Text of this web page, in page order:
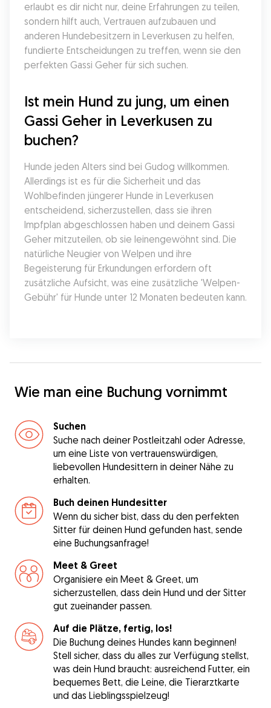
erlaubt es dir nicht nur, deine Erfahrungen zu teilen,
sondern hilft auch, Vertrauen aufzubauen und
anderen Hundebesitzern in Leverkusen zu helfen,
fundierte Entscheidungen zu treffen, wenn sie den
perfekten Gassi Geher für sich suchen.
Ist mein Hund zu jung, um einen
Gassi Geher in Leverkusen zu
buchen?
Hunde jeden Alters sind bei Gudog willkommen.
Allerdings ist es für die Sicherheit und das
Wohlbefinden jüngerer Hunde in Leverkusen
entscheidend, sicherzustellen, dass sie ihren
Impfplan abgeschlossen haben und deinem Gassi
Geher mitzuteilen, ob sie leinengewöhnt sind. Die
natürliche Neugier von Welpen und ihre
Begeisterung für Erkundungen erfordern oft
zusätzliche Aufsicht, was eine zusätzliche 'Welpen-
Gebühr' für Hunde unter 12 Monaten bedeuten kann.
Wie man eine Buchung vornimmt
Suchen
Suche nach deiner Postleitzahl oder Adresse,
um eine Liste von vertrauenswürdigen,
liebevollen Hundesittern in deiner Nähe zu
erhalten.
Buch deinen Hundesitter
Wenn du sicher bist, dass du den perfekten
Sitter für deinen Hund gefunden hast, sende
eine Buchungsanfrage!
Meet & Greet
Organisiere ein Meet & Greet, um
sicherzustellen, dass dein Hund und der Sitter
gut zueinander passen.
Auf die Plätze, fertig, los!
Die Buchung deines Hundes kann beginnen!
Stell sicher, dass du alles zur Verfügung stellst,
was dein Hund braucht: ausreichend Futter, ein
bequemes Bett, die Leine, die Tierarztkarte
und das Lieblingsspielzeug!